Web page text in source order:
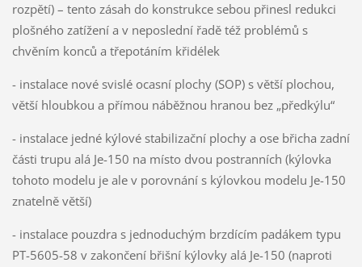
rozpětí) – tento zásah do konstrukce sebou přinesl redukci
plošného zatížení a v neposlední řadě též problémů s
chvěním konců a třepotáním křidélek
- instalace nové svislé ocasní plochy (SOP) s větší plochou,
větší hloubkou a přímou náběžnou hranou bez „předkýlu“
- instalace jedné kýlové stabilizační plochy a ose břicha zadní
části trupu alá Je-150 na místo dvou postranních (kýlovka
tohoto modelu je ale v porovnání s kýlovkou modelu Je-150
znatelně větší)
- instalace pouzdra s jednoduchým brzdícím padákem typu
PT-5605-58 v zakončení břišní kýlovky alá Je-150 (naproti